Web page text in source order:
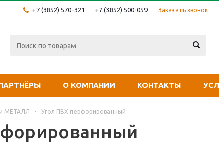
+7 (3852) 570-321 +7 (3852) 500-059 Заказать звонок
О КОМПАНИИ КОНТАКТЫ
МЕТАЛЛ - Угол ПВХ перфорированный